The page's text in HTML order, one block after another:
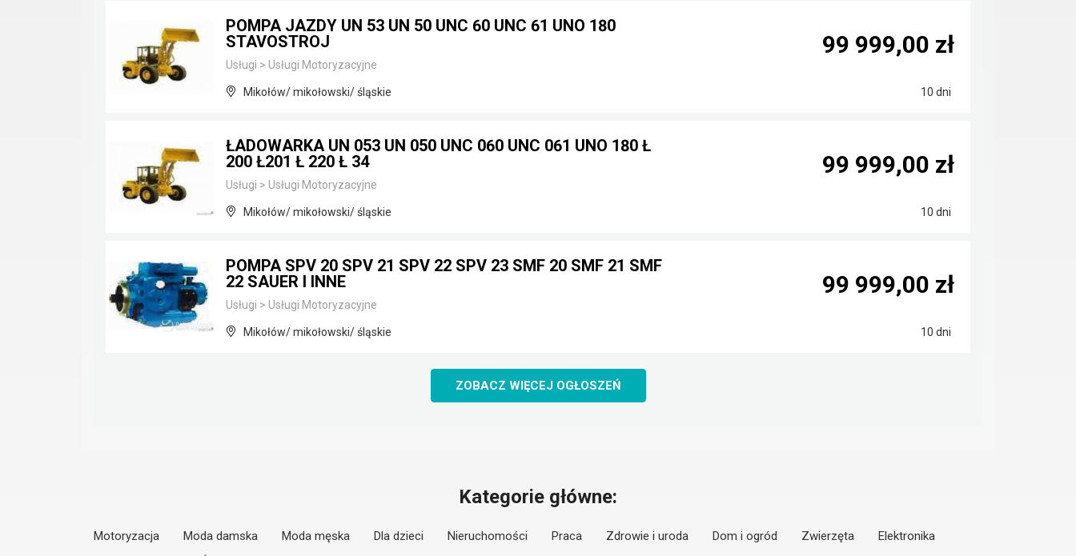
POMPA JAZDY UN 53 UN 50 UNC 60 UNC 61 UNO 180
STAVOSTROJ
Usługi > Usługi Motoryzacyjne
Mikołów/ mikołowski/ śląskie 10 dni
99 999,00 zł
ŁADOWARKA UN 053 UN 050 UNC 060 UNC 061 UNO 180 Ł
200 Ł201 Ł 220 Ł 34
Usługi > Usługi Motoryzacyjne
Mikołów/ mikołowski/ śląskie 10 dni
99 999,00 zł
POMPA SPV 20 SPV 21 SPV 22 SPV 23 SMF 20 SMF 21 SMF
22 SAUER I INNE
Usługi > Usługi Motoryzacyjne
Mikołów/ mikołowski/ śląskie 10 dni
99 999,00 zł
ZOBACZ WIĘCEJ OGŁOSZEŃ
Kategorie główne:
Motoryzacja Moda damska Moda męska Dla dzieci Nieruchomości Praca Zdrowie i uroda Dom i ogród Zwierzęta
Elektronika